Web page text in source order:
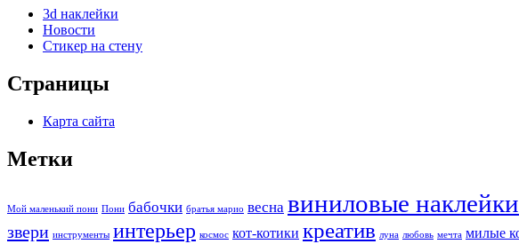
3d наклейки
Новости
Стикер на стену
Страницы
Карта сайта
Метки
Мой маленький пони Пони бабочки братья марио весна виниловые наклейки
звери инструменты интерьер космос кот-котики креатив луна любовь мечта милые